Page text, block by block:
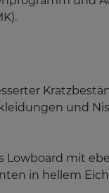
und
mit
in hellem